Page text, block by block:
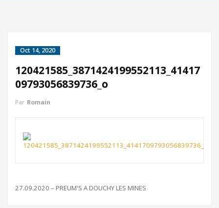
Oct 14, 2020
120421585_3871424199552113_41417
09793056839736_o
Par Romain
27.09.2020 – PREUM'S A DOUCHY LES MINES